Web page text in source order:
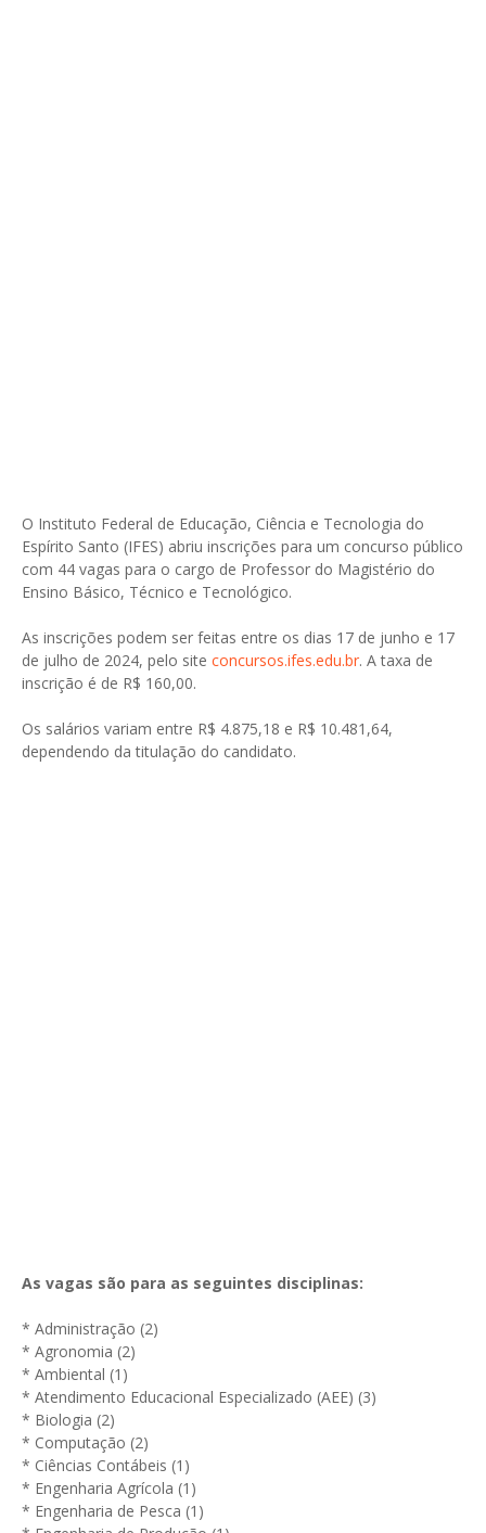
O Instituto Federal de Educação, Ciência e Tecnologia do
Espírito Santo (IFES) abriu inscrições para um concurso público
com 44 vagas para o cargo de Professor do Magistério do
Ensino Básico, Técnico e Tecnológico.
As inscrições podem ser feitas entre os dias 17 de junho e 17
de julho de 2024, pelo site concursos.ifes.edu.br. A taxa de
inscrição é de R$ 160,00.
Os salários variam entre R$ 4.875,18 e R$ 10.481,64,
dependendo da titulação do candidato.
As vagas são para as seguintes disciplinas:
* Administração (2)
* Agronomia (2)
* Ambiental (1)
* Atendimento Educacional Especializado (AEE) (3)
* Biologia (2)
* Computação (2)
* Ciências Contábeis (1)
* Engenharia Agrícola (1)
* Engenharia de Pesca (1)